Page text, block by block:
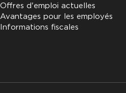
Offres d'emploi actuelles
Avantages pour les employés
Informations fiscales